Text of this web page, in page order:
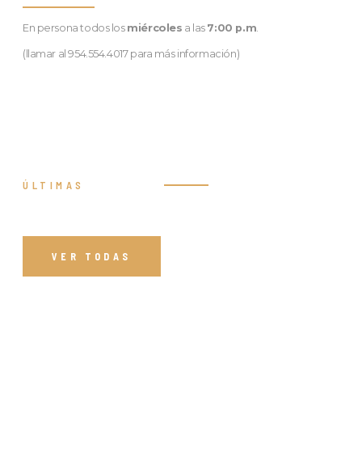
En persona todos los miércoles a las 7:00 p.m.
(llamar al 954.554.4017 para más información)
ÚLTIMAS
VER TODAS